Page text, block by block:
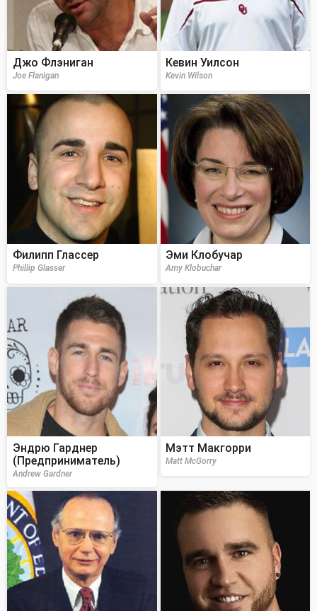
Джо Флэниган
Joe Flanigan
Кевин Уилсон
Kevin Wilson
Филипп Глассер
Phillip Glasser
Эми Клобучар
Amy Klobuchar
Эндрю Гарднер
(Предприниматель)
Andrew Gardner
Мэтт Макгорри
Matt McGorry